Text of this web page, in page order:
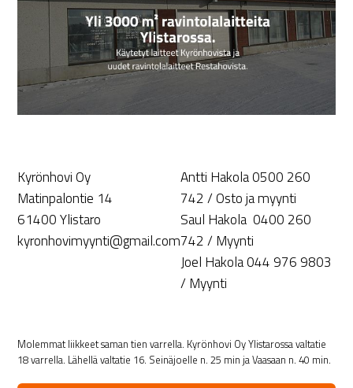
Kyrönhovi Oy
Matinpalontie 14
61400 Ylistaro
kyronhovimyynti@gmail.com
Antti Hakola 0500 260
742 / Osto ja myynti
Saul Hakola 0400 260
742 / Myynti
Joel Hakola 044 976 9803
/ Myynti
Molemmat liikkeet saman tien varrella. Kyrönhovi Oy Ylistarossa valtatie
18 varrella. Lähellä valtatie 16. Seinäjoelle n. 25 min ja Vaasaan n. 40 min.